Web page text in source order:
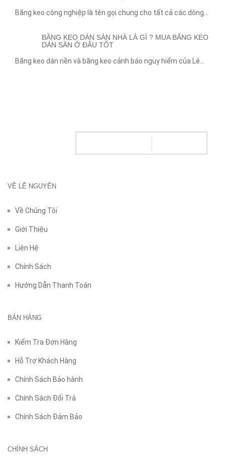
Băng keo công nghiệp là tên gọi chung cho tất cả các dòng...
BĂNG KEO DÁN SÀN NHÀ LÀ GÌ ? MUA BĂNG KEO
DÁN SÀN Ở ĐÂU TỐT
13
Băng keo dán nền và băng keo cảnh báo nguy hiểm của Lê...
VỀ LÊ NGUYÊN
Về Chúng Tôi
Giới Thiệu
Liên Hệ
Chính Sách
Hướng Dẫn Thanh Toán
BÁN HÀNG
Kiểm Tra Đơn Hàng
Hỗ Trợ Khách Hàng
Chính Sách Bảo hành
Chính Sách Đổi Trả
Chính Sách Đảm Bảo
CHÍNH SÁCH